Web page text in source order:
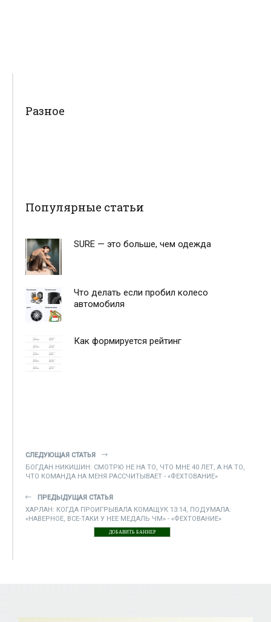
Разное
Популярные статьи
SURE — это больше, чем одежда
Что делать если пробил колесо
автомобиля
Как формируется рейтинг
СЛЕДУЮЩАЯ СТАТЬЯ
БОГДАН НИКИШИН: СМОТРЮ НЕ НА ТО, ЧТО МНЕ 40 ЛЕТ, А НА ТО,
ЧТО КОМАНДА НА МЕНЯ РАССЧИТЫВАЕТ - «ФЕХТОВАНИЕ»
ПРЕДЫДУЩАЯ СТАТЬЯ
ХАРЛАН: КОГДА ПРОИГРЫВАЛА КОМАЩУК 13:14, ПОДУМАЛА:
«НАВЕРНОЕ, ВСЕ-ТАКИ У НЕЕ МЕДАЛЬ ЧМ» - «ФЕХТОВАНИЕ»
ДОБАВИТЬ БАННЕР